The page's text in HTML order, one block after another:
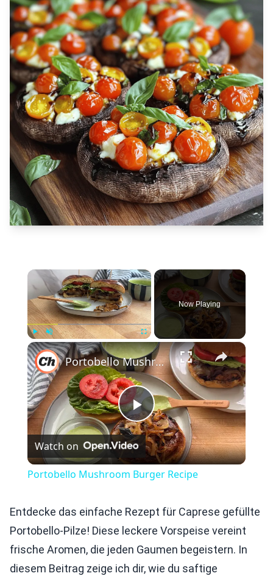
×
Play Unmute Fullscreen
Now Playing
×
Play
Video
Portobello Mushroom Burger Recipe
Watch on
Portobello Mushroom Burger Recipe
Entdecke das einfache Rezept für Caprese gefüllte
Portobello-Pilze! Diese leckere Vorspeise vereint
frische Aromen, die jeden Gaumen begeistern. In
diesem Beitrag zeige ich dir, wie du saftige